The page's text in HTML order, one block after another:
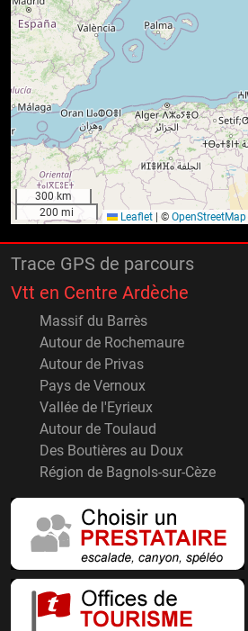
300 km
200 mi
Leaflet ©OpenStreetMap
Trace GPS de parcours
Vtt en Centre Ardèche
Massif du Barrès
Autour de Rochemaure
Autour de Privas
Pays de Vernoux
Vallée de l'Eyrieux
Autour de Toulaud
Des Boutières au Doux
Région de Bagnols-sur-Cèze